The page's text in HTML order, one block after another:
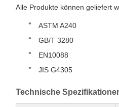
Alle Produkte können geliefert
ASTM A240
GB/T 3280
EN10088
JIS G4305
Technische